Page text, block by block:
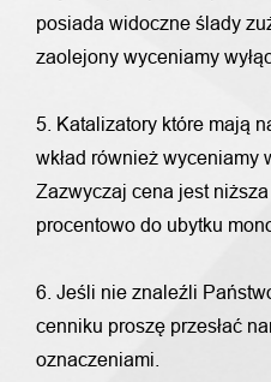
posiada widoczne ślady
zaolejony wyceniamy
5. Katalizatory które mają
wkład również wyceniamy
Zazwyczaj cena jest
procentowo do ubytku
6. Jeśli nie znaleźli
cenniku proszę przesłać
oznaczeniami.